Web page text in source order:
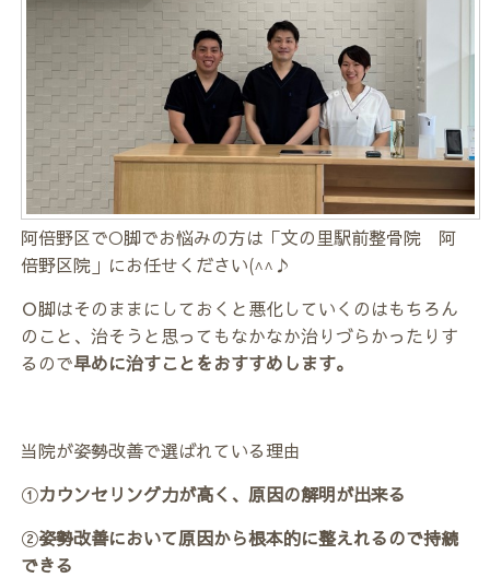
阿倍野区でO脚でお悩みの方は「文の里駅前整骨院 阿
倍野区院」にお任せください(^^♪
Ｏ脚はそのままにしておくと悪化していくのはもちろん
のこと、治そうと思ってもなかなか治りづらかったりす
るので早めに治すことをおすすめします。
当院が姿勢改善で選ばれている理由
①カウンセリング力が高く、原因の解明が出来る
②姿勢改善において原因から根本的に整えれるので持続
できる